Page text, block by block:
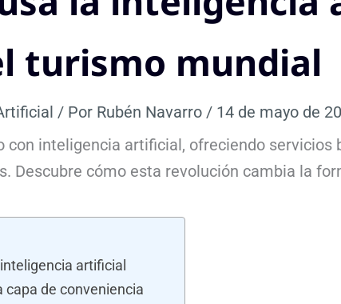
turismo mundial
/ Por Rubén Navarro / 14 de mayo de
inteligencia artificial, ofreciendo servicios
Descubre cómo esta revolución cambia la
artificial
capa de conveniencia